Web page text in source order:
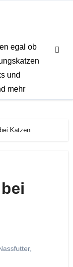
egal ob
und
mehr
Katzen
,